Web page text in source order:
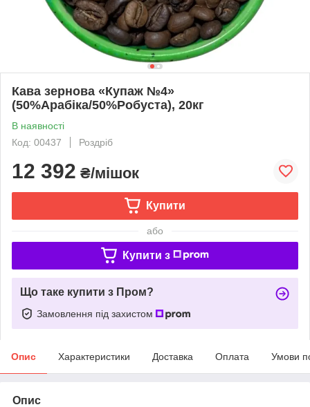
Кава зернова «Купаж №4»
(50%Арабіка/50%Робуста), 20кг
В наявності
Код: 00437
Роздріб
12 392 ₴/мішок
Купити
або
Купити з
Що таке купити з Пром?
Замовлення під захистом
Опис Характеристики Доставка Оплата Умови
Опис